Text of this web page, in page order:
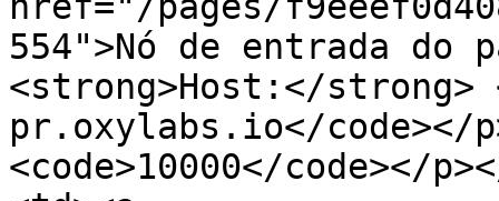
554">Nó de entrada do
<strong>Host:</strong>
pr.oxylabs.io</code></
<code>10000</code></